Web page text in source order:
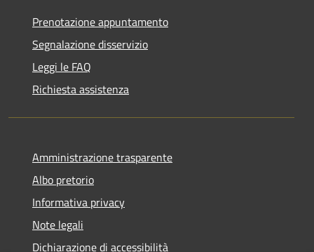
Prenotazione appuntamento
Segnalazione disservizio
Leggi le FAQ
Richiesta assistenza
Amministrazione trasparente
Albo pretorio
Informativa privacy
Note legali
Dichiarazione di accessibilità